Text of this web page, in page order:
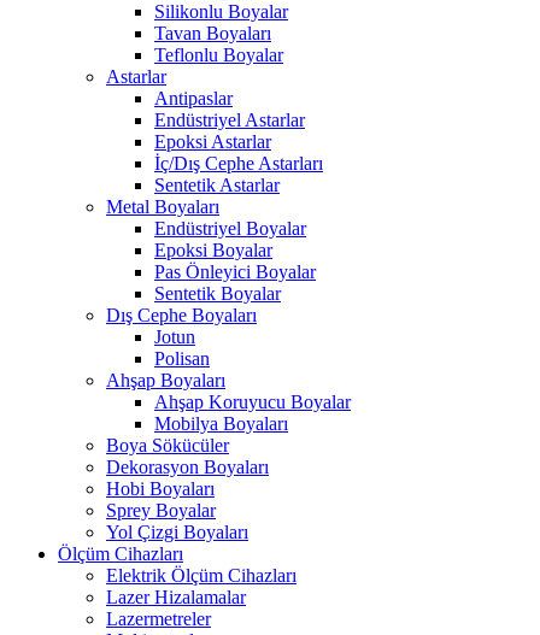
Silikonlu Boyalar
Tavan Boyaları
Teflonlu Boyalar
Astarlar
Antipaslar
Endüstriyel Astarlar
Epoksi Astarlar
İç/Dış Cephe Astarları
Sentetik Astarlar
Metal Boyaları
Endüstriyel Boyalar
Epoksi Boyalar
Pas Önleyici Boyalar
Sentetik Boyalar
Dış Cephe Boyaları
Jotun
Polisan
Ahşap Boyaları
Ahşap Koruyucu Boyalar
Mobilya Boyaları
Boya Sökücüler
Dekorasyon Boyaları
Hobi Boyaları
Sprey Boyalar
Yol Çizgi Boyaları
Ölçüm Cihazları
Elektrik Ölçüm Cihazları
Lazer Hizalamalar
Lazermetreler